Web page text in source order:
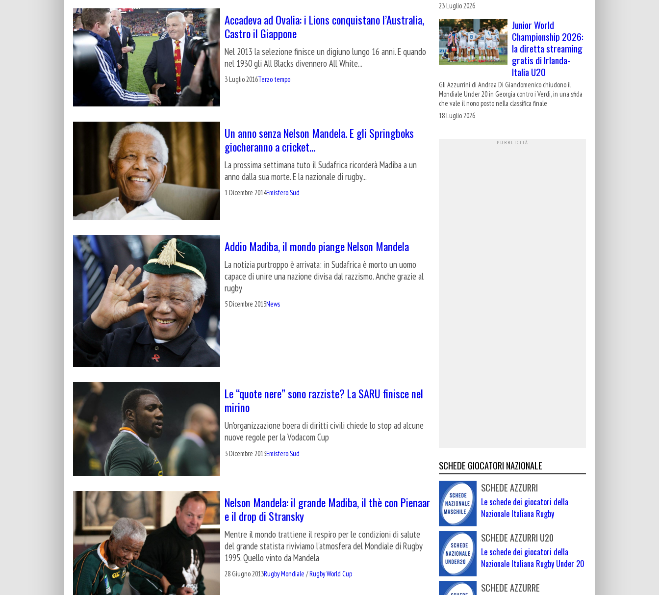
Accadeva ad Ovalia: i Lions conquistano l’Australia,
Castro il Giappone
Nel 2013 la selezione finisce un digiuno lungo 16 anni. E quando
nel 1930 gli All Blacks divennero All White...
3 Luglio 2016Terzo tempo
Un anno senza Nelson Mandela. E gli Springboks
giocheranno a cricket…
La prossima settimana tuto il Sudafrica ricorderà Madiba a un
anno dalla sua morte. E la nazionale di rugby...
1 Dicembre 2014Emisfero Sud
Addio Madiba, il mondo piange Nelson Mandela
La notizia purtroppo è arrivata: in Sudafrica è morto un uomo
capace di unire una nazione divisa dal razzismo. Anche grazie al
rugby
5 Dicembre 2013News
Le “quote nere” sono razziste? La SARU finisce nel
mirino
Un'organizzazione boera di diritti civili chiede lo stop ad alcune
nuove regole per la Vodacom Cup
3 Dicembre 2013Emisfero Sud
Nelson Mandela: il grande Madiba, il thè con Pienaar
e il drop di Stransky
Mentre il mondo trattiene il respiro per le condizioni di salute
del grande statista riviviamo l'atmosfera del Mondiale di Rugby
1995. Quello vinto da Mandela
28 Giugno 2013Rugby Mondiale /Rugby World Cup
23 Luglio 2026
Junior World
Championship 2026:
la diretta streaming
gratis di Irlanda-
Italia U20
Gli Azzurrini di Andrea Di Giandomenico chiudono il
Mondiale Under 20 in Georgia contro i Verdi, in una sfida
che vale il nono posto nella classifica finale
18 Luglio 2026
SCHEDE GIOCATORI NAZIONALE
SCHEDE AZZURRI
Le schede dei giocatori della
Nazionale Italiana Rugby
SCHEDE AZZURRI U20
Le schede dei giocatori della
Nazionale Italiana Rugby Under 20
SCHEDE AZZURRE